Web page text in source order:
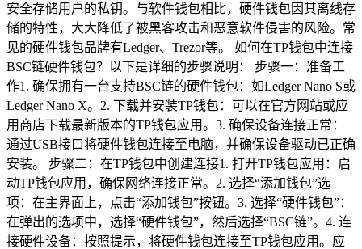
安全存储用户的私钥。与软件钱包相比，硬件钱包因其离线存
储的特性，大大降低了被黑客攻击和恶意软件侵害的风险。常
见的硬件钱包品牌有Ledger、Trezor等。 如何在TP钱包中连接
BSC链硬件钱包？以下是详细的步骤说明： 步骤一：准备工
作1. 确保拥有一台支持BSC链的硬件钱包：如Ledger Nano S或
Ledger Nano X。2. 下载并安装TP钱包：可以在官方网站或应
用商店下载最新版本的TP钱包应用。3. 确保设备连接正常：
通过USB接口将硬件钱包连接至电脑，并确保设备驱动已正确
安装。 步骤二：在TP钱包中创建连接1. 打开TP钱包应用：启
动TP钱包应用，确保网络连接正常。2. 选择“添加钱包”选
项：在主界面上，点击“添加钱包”按钮。3. 选择“硬件钱包”：
在弹出的选项中，选择“硬件钱包”，然后选择“BSC链”。4. 连
接硬件设备：按照提示，将硬件钱包连接至TP钱包应用。应